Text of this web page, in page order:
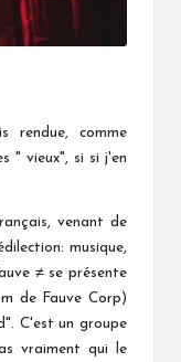
rendue, comme
" vieux", si si j'en
venant de
musique,
≠ se présente
de Fauve Corp)
C'est un groupe
vraiment qui le